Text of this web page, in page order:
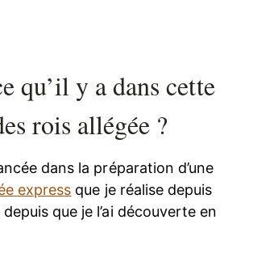
qu’il y a dans cette
rois allégée ?
dans la préparation d’une
express que je réalise depuis
que je l’ai découverte en